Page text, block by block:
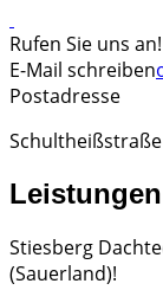
Rufen Sie uns an!
E-Mail schreiben
Postadresse
Leistungen
Stiesberg
(Sauerland)!